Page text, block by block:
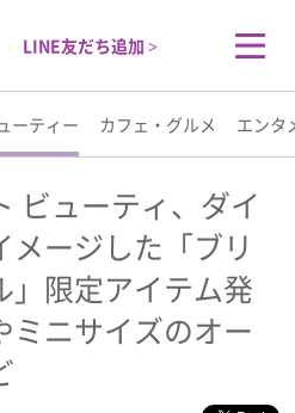
LINE友だち追加 >
ーティー カフェ・グルメ エンタ
ビューティ、ダイ
ージした「ブリ
」限定アイテム発
ミニサイズのオー